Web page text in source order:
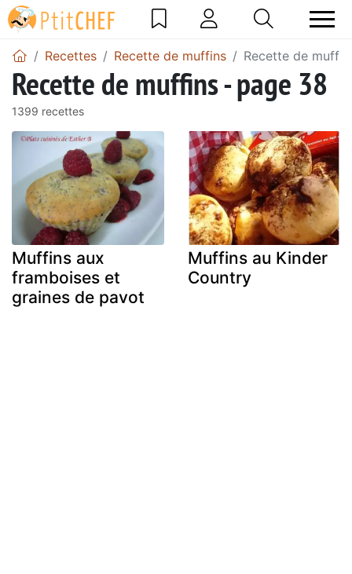
Recettes Recette de muffins Recette de
Recette de muffins - page 38
1399 recettes
Muffins aux
framboises et
graines de pavot
Muffins au Kinder
Country